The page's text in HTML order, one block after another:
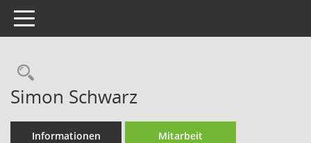
Toggle navigation
Rechercheauswahl
Simon Schwarz
Informationen Mitarbeit